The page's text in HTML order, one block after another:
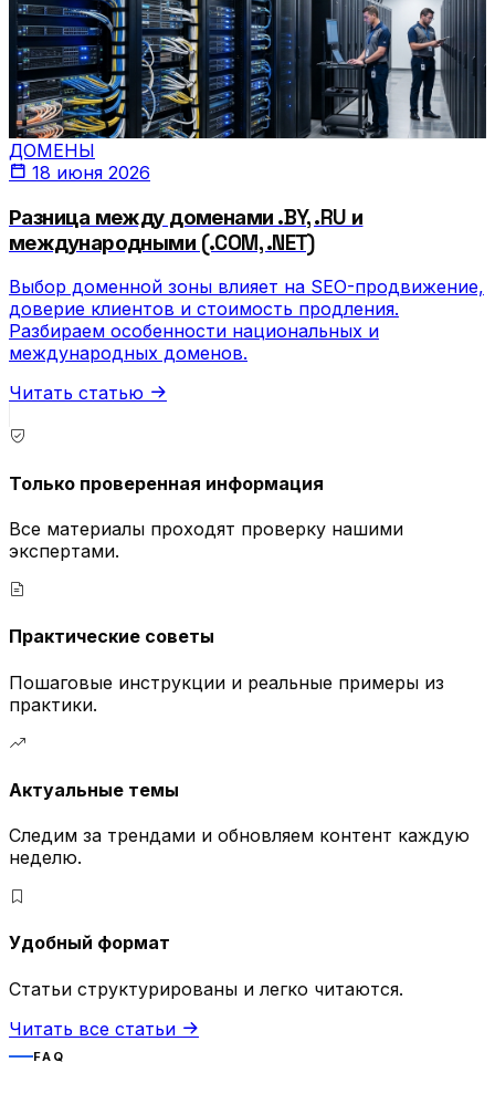
ДОМЕНЫ
18 июня 2026
Разница между доменами .BY, .RU и
международными (.COM, .NET)
Выбор доменной зоны влияет на SEO-продвижение,
доверие клиентов и стоимость продления.
Разбираем особенности национальных и
международных доменов.
Читать статью
Только проверенная информация
Все материалы проходят проверку нашими
экспертами.
Практические советы
Пошаговые инструкции и реальные примеры из
практики.
Актуальные темы
Следим за трендами и обновляем контент каждую
неделю.
Удобный формат
Статьи структурированы и легко читаются.
Читать все статьи
FAQ